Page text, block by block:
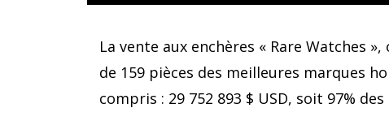
La vente aux enchères « Rare Watches
de 159 pièces des meilleures marques
compris : 29 752 893 $ USD, soit 97%